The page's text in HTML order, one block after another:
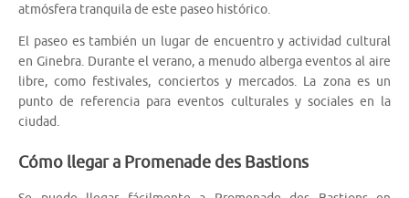
atmósfera tranquila de este paseo histórico.
El paseo es también un lugar de encuentro y actividad cultural
en Ginebra. Durante el verano, a menudo alberga eventos al aire
libre, como festivales, conciertos y mercados. La zona es un
punto de referencia para eventos culturales y sociales en la
ciudad.
Cómo llegar a Promenade des Bastions